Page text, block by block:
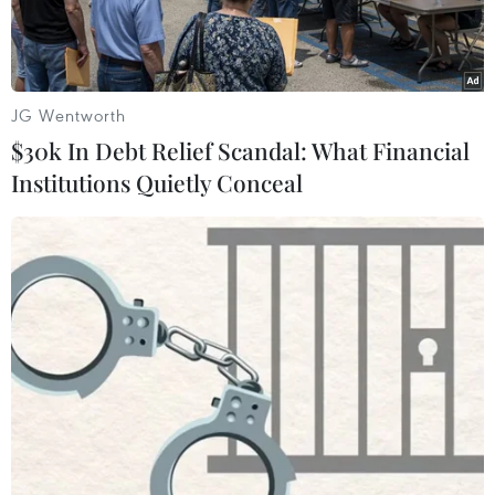
Phó Thủ tướng Trung Quốc Lưu Hạc cùng các quan chức Mỹ tại
Washington hồi tháng 5/2019. (Ảnh: AFP/TTXVN)
Ngày 9/1, Bộ Thương mại Trung Quốc thông báo
Phó Thủ tướng nước này Lưu Hạc sẽ tới
JG Wentworth
$30k In Debt Relief Scandal: What Financial
Institutions Quietly Conceal